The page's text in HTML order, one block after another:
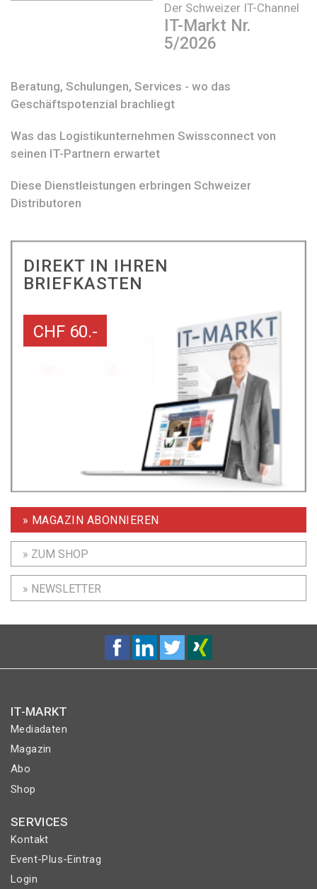
Der Schweizer IT-Channel
IT-Markt Nr.
5/2026
Beratung, Schulungen, Services - wo das
Geschäftspotenzial brachliegt
Was das Logistikunternehmen Swissconnect von
seinen IT-Partnern erwartet
Diese Dienstleistungen erbringen Schweizer
Distributoren
DIREKT IN IHREN
BRIEFKASTEN
CHF 60.-
» MAGAZIN ABONNIEREN
» ZUM SHOP
» NEWSLETTER
IT-MARKT
Mediadaten
Magazin
Abo
Shop
SERVICES
Kontakt
Event-Plus-Eintrag
Login